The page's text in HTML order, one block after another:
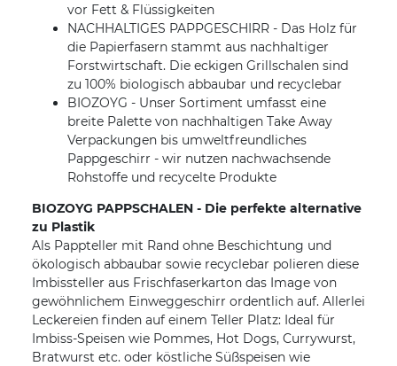
vor Fett & Flüssigkeiten
NACHHALTIGES PAPPGESCHIRR - Das Holz für
die Papierfasern stammt aus nachhaltiger
Forstwirtschaft. Die eckigen Grillschalen sind
zu 100% biologisch abbaubar und recyclebar
BIOZOYG - Unser Sortiment umfasst eine
breite Palette von nachhaltigen Take Away
Verpackungen bis umweltfreundliches
Pappgeschirr - wir nutzen nachwachsende
Rohstoffe und recycelte Produkte
BIOZOYG PAPPSCHALEN - Die perfekte alternative
zu Plastik
Als Pappteller mit Rand ohne Beschichtung und
ökologisch abbaubar sowie recyclebar polieren diese
Imbissteller aus Frischfaserkarton das Image von
gewöhnlichem Einweggeschirr ordentlich auf. Allerlei
Leckereien finden auf einem Teller Platz: Ideal für
Imbiss-Speisen wie Pommes, Hot Dogs, Currywurst,
Bratwurst etc. oder köstliche Süßspeisen wie